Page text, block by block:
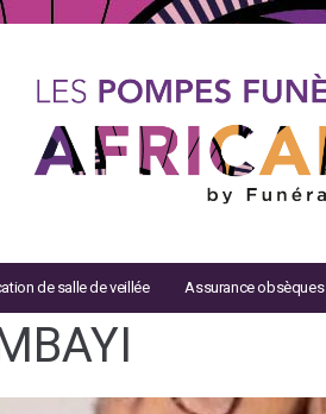
de salle de veillée Assurance obsèques